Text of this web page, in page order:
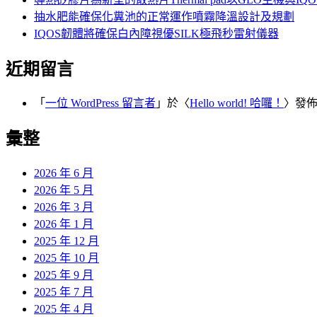
抽水肥能確保化糞池的正常運作噴霧降溫設計及規劃
IQOS韌體將確保白內障視優SILK極飛秒雷射儀器
近期留言
「 一位 WordPress 留言者 」於〈Hello world! 哈囉！ 〉發
彙整
2026 年 6 月
2026 年 5 月
2026 年 3 月
2026 年 1 月
2025 年 12 月
2025 年 10 月
2025 年 9 月
2025 年 7 月
2025 年 4 月